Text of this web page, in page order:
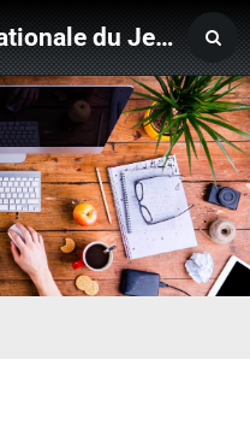
Association Internationale du Jeu de Ficelle